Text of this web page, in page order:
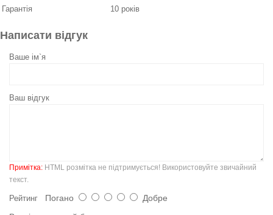
Гарантія
10 років
Написати відгук
Ваше ім`я
Ваш відгук
Примітка: HTML розмітка не підтримується! Використовуйте звичайний
текст.
Рейтинг Погано
Добре